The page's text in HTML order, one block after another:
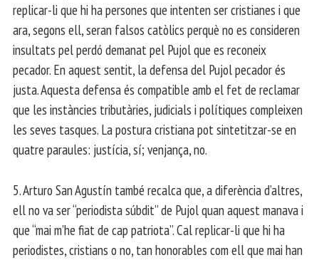
replicar-li que hi ha persones que intenten ser cristianes i que
ara, segons ell, seran falsos catòlics perquè no es consideren
insultats pel perdó demanat pel Pujol que es reconeix
pecador. En aquest sentit, la defensa del Pujol pecador és
justa. Aquesta defensa és compatible amb el fet de reclamar
que les instàncies tributàries, judicials i polítiques compleixen
les seves tasques. La postura cristiana pot sintetitzar-se en
quatre paraules: justícia, sí; venjança, no.
5. Arturo San Agustín també recalca que, a diferència d’altres,
ell no va ser “periodista súbdit” de Pujol quan aquest manava i
que “mai m’he fiat de cap patriota”. Cal replicar-li que hi ha
periodistes, cristians o no, tan honorables com ell que mai han